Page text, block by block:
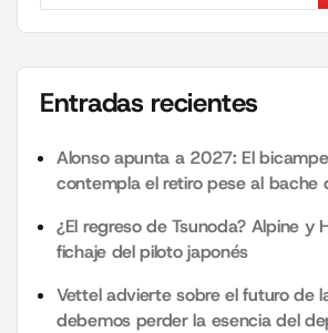
Entradas recientes
Alonso apunta a 2027: El
contempla el retiro pese al bache
¿El regreso de Tsunoda? Alpine y
fichaje del piloto japonés
Vettel advierte sobre el futuro de
debemos perder la esencia del